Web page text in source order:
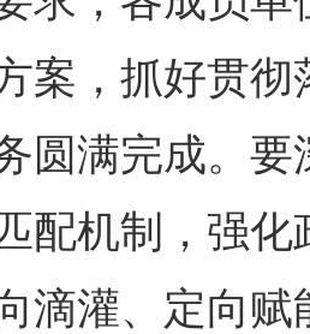
案，抓好贯
圆满完成。
配机制，强
滴灌、定向